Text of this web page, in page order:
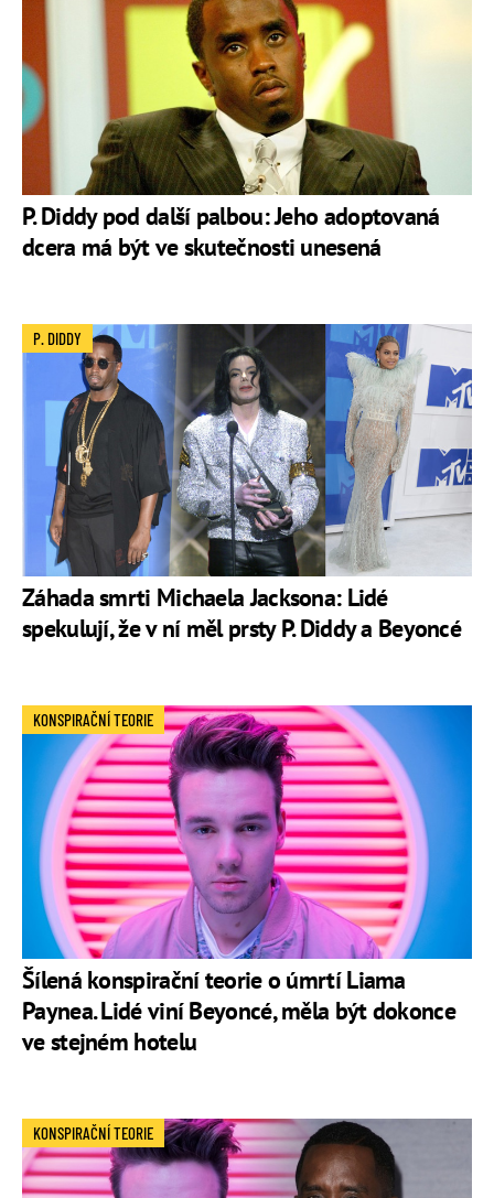
P. Diddy pod další palbou: Jeho adoptovaná
dcera má být ve skutečnosti unesená
Záhada smrti Michaela Jacksona: Lidé
spekulují, že v ní měl prsty P. Diddy a Beyoncé
P. DIDDY
Šílená konspirační teorie o úmrtí Liama
Paynea. Lidé viní Beyoncé, měla být dokonce
ve stejném hotelu
KONSPIRAČNÍ TEORIE
KONSPIRAČNÍ TEORIE